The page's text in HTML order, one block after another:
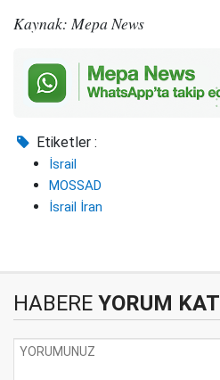
Kaynak: Mepa News
Etiketler :
İsrail
MOSSAD
İsrail İran
HABERE YORUM KAT